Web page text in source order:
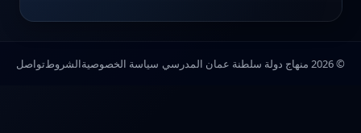
© 2026 منهاج دولة سلطنة عمان المدرسي سياسة الخصوصيةالشروطتواصل